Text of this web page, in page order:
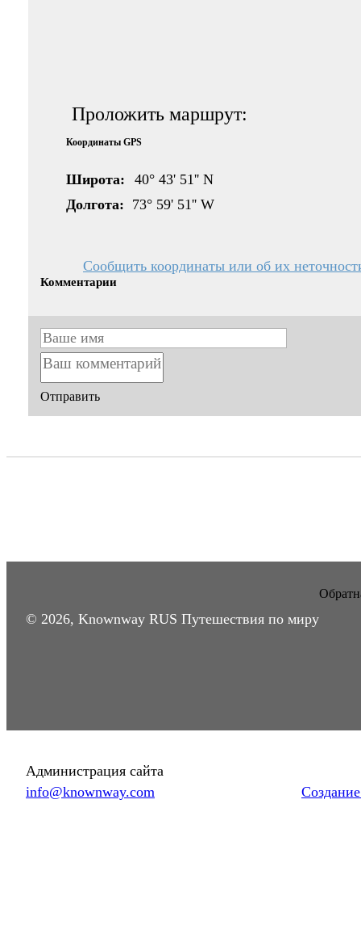
Проложить маршрут:
Координаты GPS
Широта:
40° 43' 51'' N
Долгота: 73° 59' 51'' W
Сообщить координаты или об их
Комментарии
Отправить
© 2026, Knownway RUS Путешествия по миру
Администрация сайта
info@knownway.com